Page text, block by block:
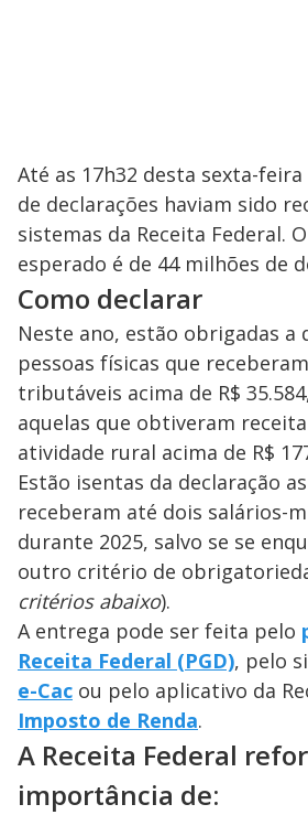
Até as 17h32 desta sexta-feira
de declarações haviam sido
sistemas da Receita Federal.
esperado é de 44 milhões de
Como declarar
Neste ano, estão obrigadas a
pessoas físicas que
tributáveis acima de R$
aquelas que obtiveram
atividade rural acima de R$
Estão isentas da declaração
receberam até dois salários-
durante 2025, salvo se se
outro critério de
critérios abaixo).
A entrega pode ser feita pelo
Receita Federal (PGD), pelo
e-Cac ou pelo aplicativo da
Imposto de Renda.
A Receita Federal
importância de: